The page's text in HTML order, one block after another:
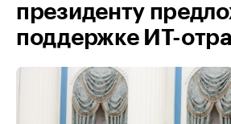
президенту
поддержке ИТ-